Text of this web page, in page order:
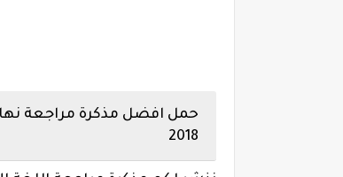
حمل افضل مذكرة مراجعة
2018